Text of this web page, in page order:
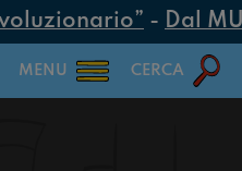
- Dal
MENU CERCA